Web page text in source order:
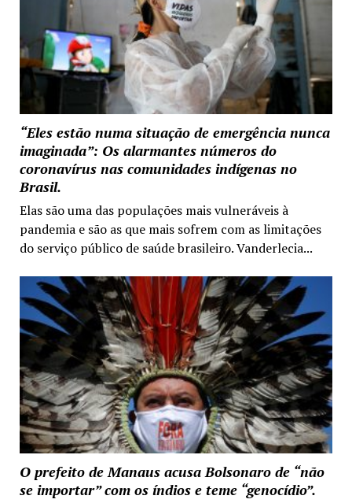
“Eles estão numa situação de emergência nunca
imaginada”: Os alarmantes números do
coronavírus nas comunidades indígenas no
Brasil.
Elas são uma das populações mais vulneráveis à
pandemia e são as que mais sofrem com as limitações
do serviço público de saúde brasileiro. Vanderlecia...
O prefeito de Manaus acusa Bolsonaro de “não
se importar” com os índios e teme “genocídio”.